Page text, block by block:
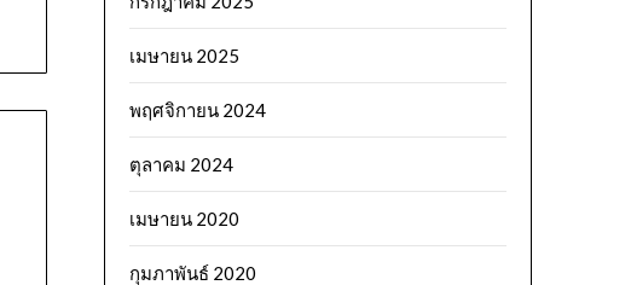
เมษายน 2025
พฤศจิกายน 2024
ตุลาคม 2024
เมษายน 2020
กุมภาพันธ์ 2020